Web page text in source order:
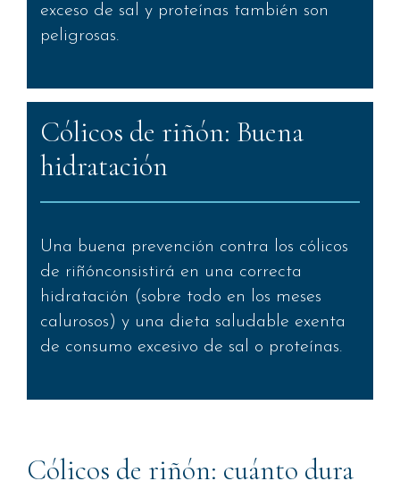
exceso de sal y proteínas también son
peligrosas.
Cólicos de riñón: Buena
hidratación
Una buena prevención contra los cólicos
de riñónconsistirá en una correcta
hidratación (sobre todo en los meses
calurosos) y una dieta saludable exenta
de consumo excesivo de sal o proteínas.
Cólicos de riñón: cuánto dura